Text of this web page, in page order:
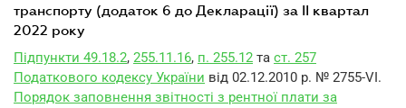
транспорту (додаток 6 до Декларації) за II квартал
2022 року
Підпункти 49.18.2, 255.11.16, п. 255.12 та ст. 257
Податкового кодексу України від 02.12.2010 р. № 2755-VI.
Порядок заповнення звітності з рентної плати за